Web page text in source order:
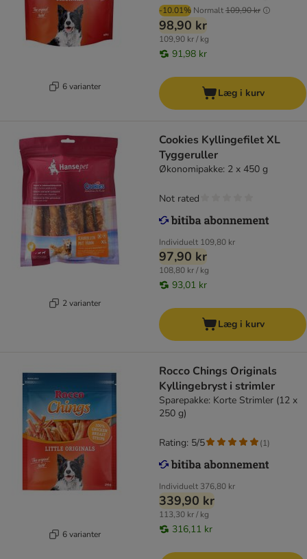
6 varianter
-10.01% Normalt109,90 kr
98,90 kr
109,90 kr / kg
91,98 kr
Læg i kurv
2 varianter
Cookies Kyllingefilet XL
Tyggeruller
Økonomipakke: 2 x 450 g
Individuelt 109,80 kr
97,90 kr
108,80 kr / kg
93,01 kr
Not rated
Læg i kurv
6 varianter
Rocco Chings Originals
Kyllingebryst i strimler
Sparepakke: Korte Strimler (12 x
250 g)
Individuelt 376,80 kr
339,90 kr
113,30 kr / kg
316,11 kr
Rating: 5/5 (1)